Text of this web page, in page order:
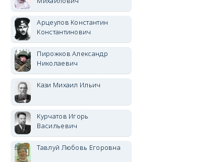
Арцеулов Константин
Константинович
Пирожков Александр
Николаевич
Кази Михаил Ильич
Курчатов Игорь
Васильевич
Тавлуй Любовь Егоровна